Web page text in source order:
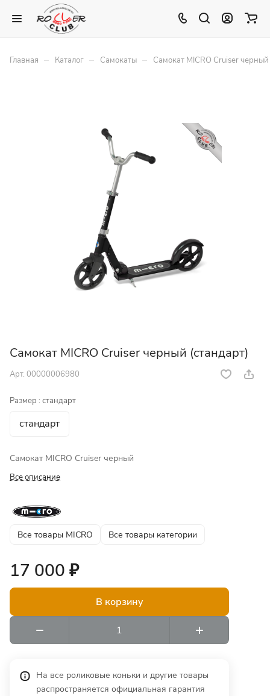
Главная – Каталог – Самокаты – Самокат MICRO Cruiser черный
Самокат MICRO Cruiser черный (стандарт)
Арт. 00000006980
Размер : стандарт
стандарт
Самокат MICRO Cruiser черный
Все описание
Все товары MICRO Все товары категории
17 000 ₽
В корзину
На все роликовые коньки и другие товары
распространяется официальная гарантия